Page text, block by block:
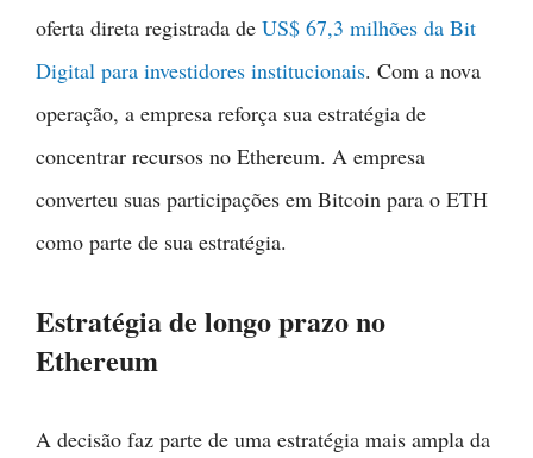
oferta direta registrada de US$ 67,3 milhões da Bit
Digital para investidores institucionais. Com a nova
operação, a empresa reforça sua estratégia de
concentrar recursos no Ethereum. A empresa
converteu suas participações em Bitcoin para o ETH
como parte de sua estratégia.
Estratégia de longo prazo no
Ethereum
A decisão faz parte de uma estratégia mais ampla da